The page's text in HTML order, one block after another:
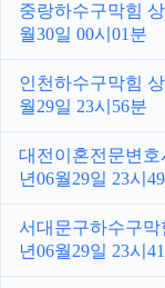
중랑하수구막힘
월30일 00시01분
인천하수구막힘
월29일 23시56분
대전이혼전문변호
년06월29일 23시
서대문구하수구막
년06월29일 23시